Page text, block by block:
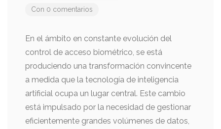
Con 0 comentarios
En el ámbito en constante evolución del
control de acceso biométrico, se está
produciendo una transformación convincente
a medida que la tecnología de inteligencia
artificial ocupa un lugar central. Este cambio
está impulsado por la necesidad de gestionar
eficientemente grandes volúmenes de datos,